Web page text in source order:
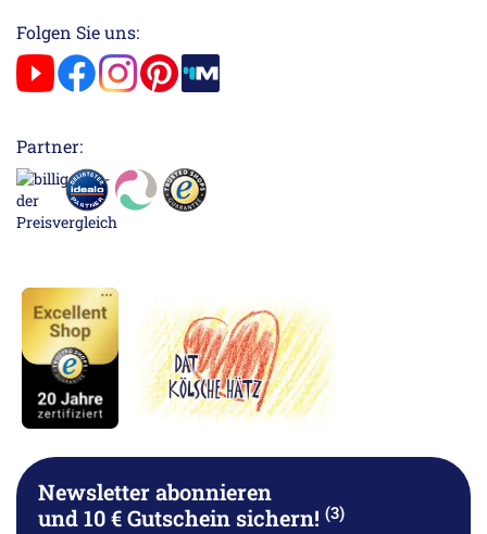
Folgen Sie uns:
Partner:
Newsletter abonnieren
und 10 € Gutschein sichern! (3)